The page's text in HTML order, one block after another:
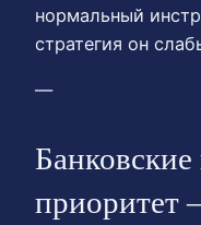
нормальный
стратегия он
—
Банковские
приоритет